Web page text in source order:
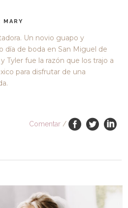
MARY
Un novio guapo y
día de boda en San Miguel de
Tyler fue la razón que los trajo a
para disfrutar de una
Comentar /